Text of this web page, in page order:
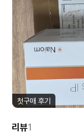
첫구매 후기
리뷰1